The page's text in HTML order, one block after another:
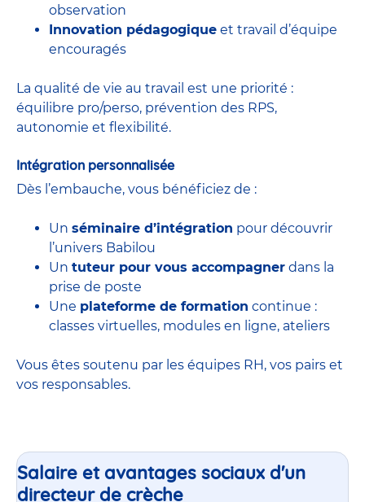
observation
Innovation pédagogique et travail d’équipe
encouragés
La qualité de vie au travail est une priorité :
équilibre pro/perso, prévention des RPS,
autonomie et flexibilité.
Intégration personnalisée
Dès l’embauche, vous bénéficiez de :
Un séminaire d’intégration pour découvrir
l’univers Babilou
Un tuteur pour vous accompagner dans la
prise de poste
Une plateforme de formation continue :
classes virtuelles, modules en ligne, ateliers
Vous êtes soutenu par les équipes RH, vos pairs et
vos responsables.
Salaire et avantages sociaux d'un
directeur de crèche